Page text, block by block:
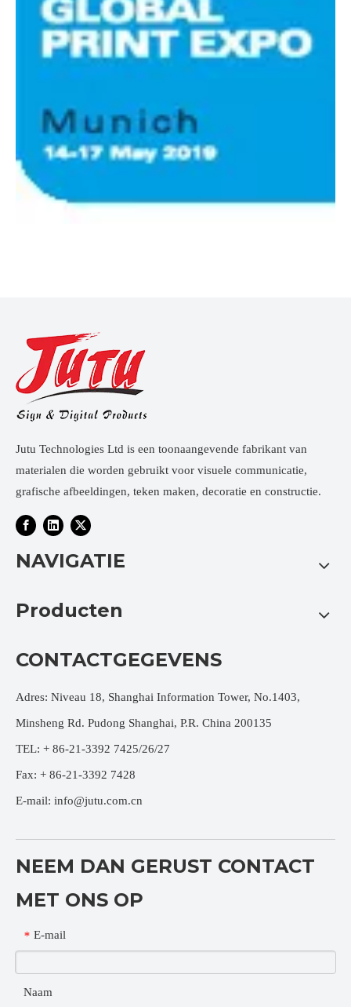
Jutu Technologies Ltd is een toonaangevende fabrikant van
materialen die worden gebruikt voor visuele communicatie,
grafische afbeeldingen, teken maken, decoratie en constructie.
NAVIGATIE
Producten
CONTACTGEGEVENS
Adres: Niveau 18, Shanghai Information Tower, No.1403,
Minsheng Rd. Pudong Shanghai, P.R. China 200135
TEL: + 86-21-3392 7425/26/27
Fax: + 86-21-3392 7428
E-mail: info@jutu.com.cn
NEEM DAN GERUST CONTACT
MET ONS OP
* E-mail
Naam